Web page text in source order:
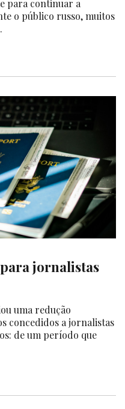
para continuar a
o público russo, muitos
jornalistas
uma redução
concedidos a jornalistas
de um período que